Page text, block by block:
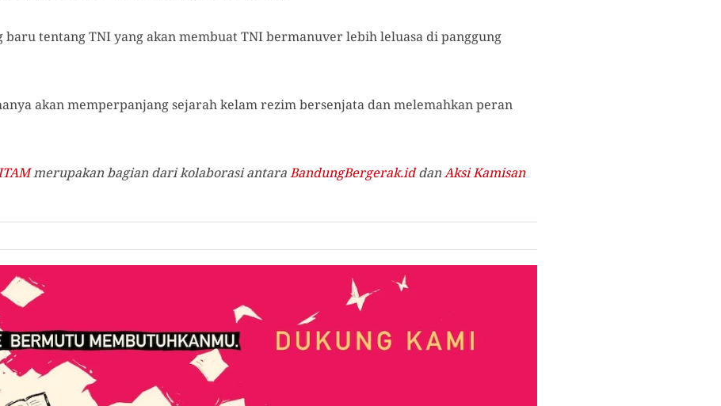
baru tentang TNI yang akan membuat TNI bermanuver lebih leluasa di panggung
akan memperpanjang sejarah kelam rezim bersenjata dan melemahkan peran
merupakan bagian dari kolaborasi antaraBandungBergerak.iddanAksi Kamisan